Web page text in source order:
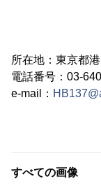
所在地：東京都
電話番号：03-
e-mail：
すべての画像